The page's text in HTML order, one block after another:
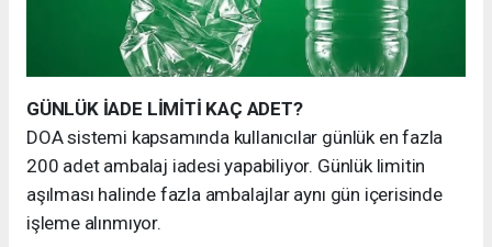
GÜNLÜK İADE LİMİTİ KAÇ ADET?
DOA sistemi kapsamında kullanıcılar günlük en fazla
200 adet ambalaj iadesi yapabiliyor. Günlük limitin
aşılması halinde fazla ambalajlar aynı gün içerisinde
işleme alınmıyor.